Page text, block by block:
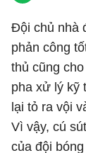
Đội chủ nhà
phản công
thủ cũng
pha xử lý kỹ
lại tỏ ra vội
Vì vậy, cú
của đội